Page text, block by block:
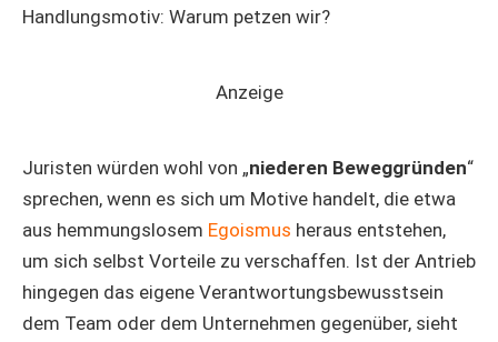
Handlungsmotiv: Warum petzen wir?
Anzeige
Juristen würden wohl von „niederen Beweggründen“
sprechen, wenn es sich um Motive handelt, die etwa
aus hemmungslosem Egoismus heraus entstehen,
um sich selbst Vorteile zu verschaffen. Ist der Antrieb
hingegen das eigene Verantwortungsbewusstsein
dem Team oder dem Unternehmen gegenüber, sieht